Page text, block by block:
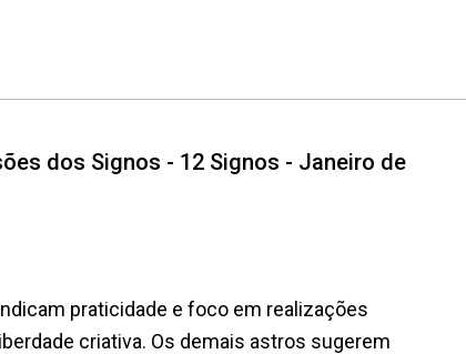
dos Signos - 12 Signos - Janeiro de
praticidade e foco em realizações
criativa. Os demais astros sugerem